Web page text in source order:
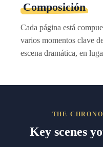
Composición
Cada página está
varios momentos clave
escena dramática, en
THE
Key scenes